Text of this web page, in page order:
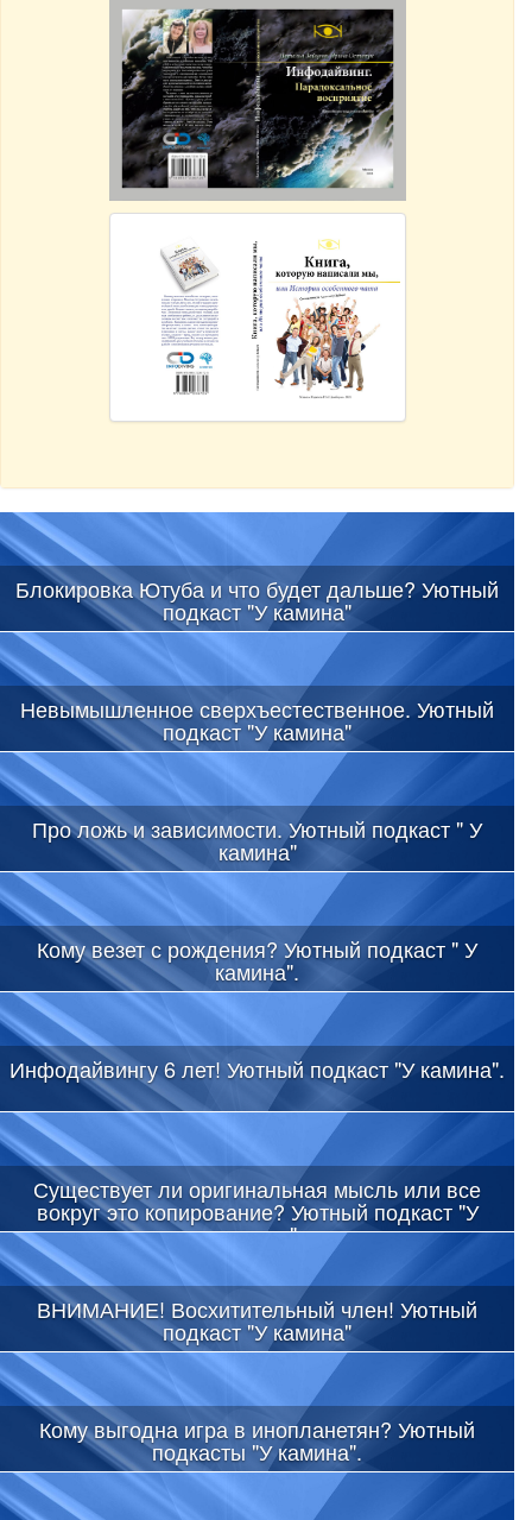
Блокировка Ютуба и что будет дальше? Уютный
подкаст "У камина"
Невымышленное сверхъестественное. Уютный
подкаст "У камина"
Про ложь и зависимости. Уютный подкаст " У
камина"
Кому везет с рождения? Уютный подкаст " У
камина".
Инфодайвингу 6 лет! Уютный подкаст "У камина".
Существует ли оригинальная мысль или все
вокруг это копирование? Уютный подкаст "У
камина"
ВНИМАНИЕ! Восхитительный член! Уютный
подкаст "У камина"
Кому выгодна игра в инопланетян? Уютный
подкасты "У камина".